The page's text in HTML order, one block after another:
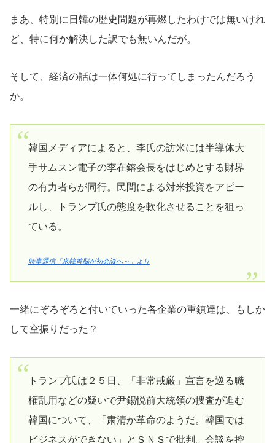
まあ、特別に日韓の歴史問題が再燃したわけでは無いけれ
ど、特に何か解決した訳でも無いんだが。
そして、経済の話は一体何処に行ってしまったんだろう
か。
韓国メディアによると、李氏の訪米には半導体大
手サムスン電子の李在鎔会長をはじめとする財界
の有力者らが同行。民間による対米投資をアピー
ルし、トランプ氏の態度を軟化させることを狙っ
ている。
時事通信「米韓首脳が初会談へ～」より
一緒にぞろぞろと付いていった各企業の重鎮達は、もしか
して空振りだった？
トランプ氏は２５日、「非常戒厳」宣言を巡る職
権乱用などの疑いで尹錫悦前大統領の捜査が進む
韓国について、「粛清か革命のようだ。韓国では
ビジネスができない」とＳＮＳで批判。会談を控